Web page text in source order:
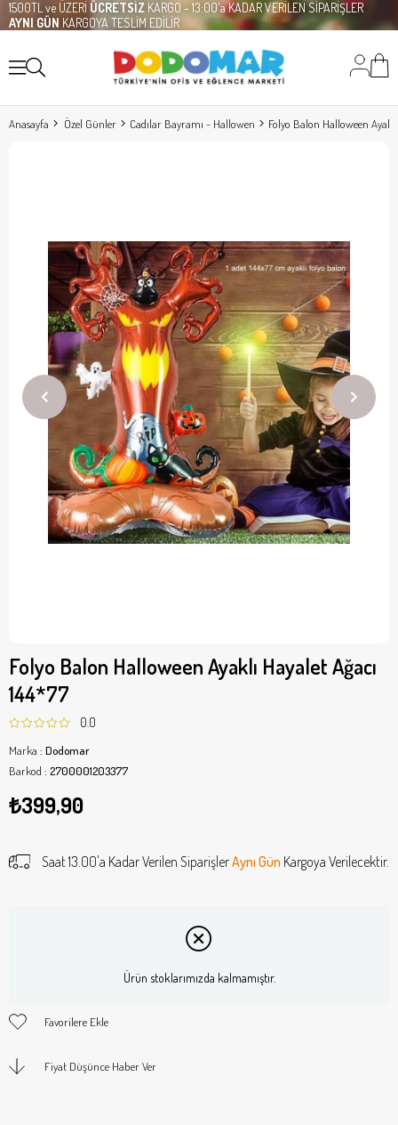
1500TL ve ÜZERİ ÜCRETSİZ KARGO - 13:00'a KADAR VERİLEN SİPARİŞLER
AYNI GÜN KARGOYA TESLİM EDİLİR
Anasayfa Özel Günler Cadılar Bayramı - Hallowen Folyo Balon Halloween
Folyo Balon Halloween Ayaklı Hayalet Ağacı
144*77
0.0
Marka : Dodomar
Barkod : 2700001203377
₺399,90
Saat 13.00'a Kadar Verilen SiparişlerAynı Gün Kargoya Verilecektir.
Ürün stoklarımızda kalmamıştır.
Favorilere Ekle
Fiyat Düşünce Haber Ver